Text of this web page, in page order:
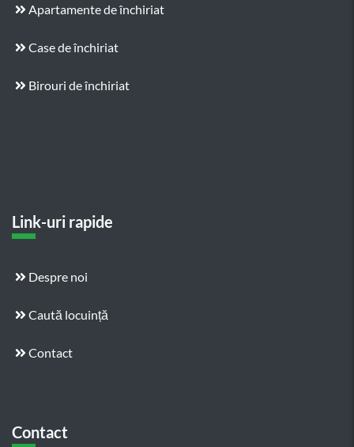
Apartamente de închiriat
Case de închiriat
Birouri de închiriat
Link-uri rapide
Despre noi
Caută locuință
Contact
Contact